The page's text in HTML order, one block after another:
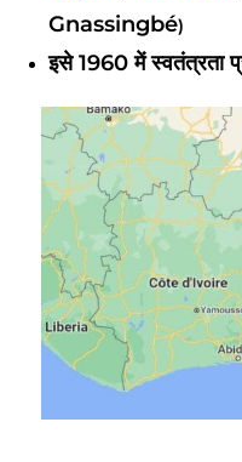
Gnassingbé)
इसे 1960 में स्वतंत्रता